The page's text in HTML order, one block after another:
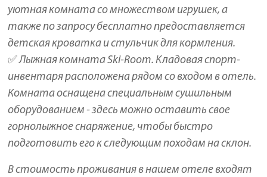
уютная комната со множеством игрушек, а
также по запросу бесплатно предоставляется
детская кроватка и стульчик для кормления.
✅ Лыжная комната Ski-Room. Кладовая спорт-
инвентаря расположена рядом со входом в отель.
Комната оснащена специальным сушильным
оборудованием - здесь можно оставить свое
горнолыжное снаряжение, чтобы быстро
подготовить его к следующим походам на склон.
В стоимость проживания в нашем отеле входят